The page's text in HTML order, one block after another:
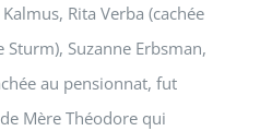
, Rita Verba (cachée
Suzanne Erbsman,
au pensionnat, fut
Mère Théodore qui